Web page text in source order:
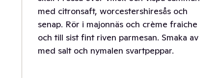
med citronsaft, worcestershiresås och
senap. Rör i majonnäs och crème fraiche
och till sist fint riven parmesan. Smaka av
med salt och nymalen svartpeppar.